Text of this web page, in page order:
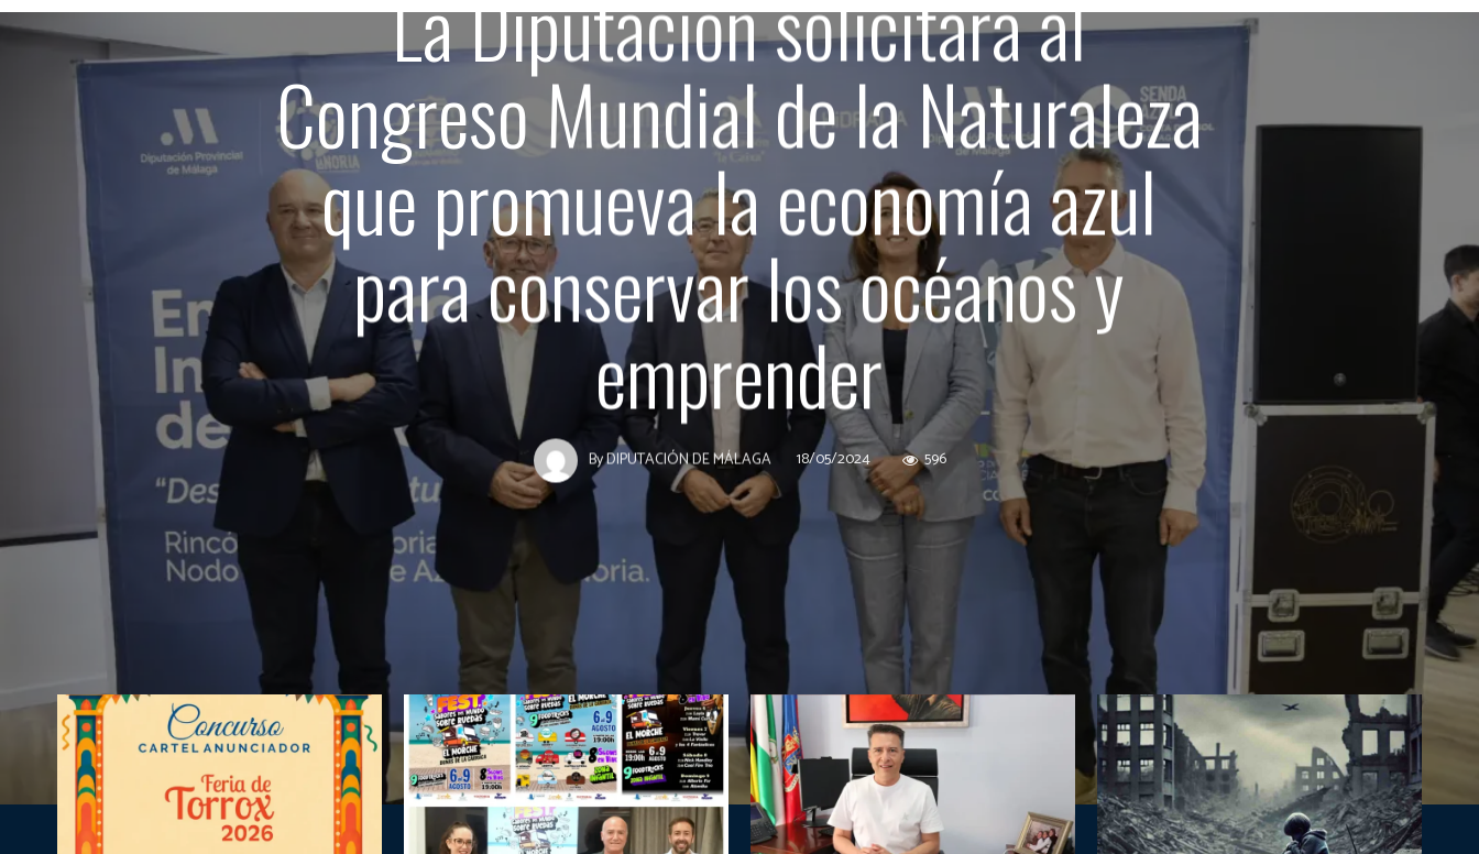
La Diputación solicitará al
Congreso Mundial de la Naturaleza
que promueva la economía azul
para conservar los océanos y
emprender
ByDIPUTACIÓN DE MÁLAGA 18/05/2024 596